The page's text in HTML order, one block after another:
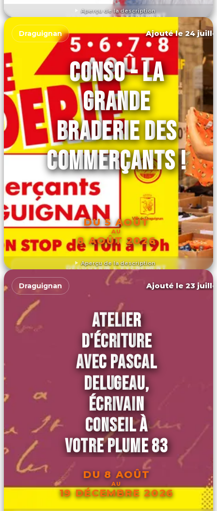
Aperçu de la description
DÉCOUVRIR L'ÉVÉNEMENT
Aperçu de la description
Draguignan Ajouté le 24
CONSO - LA
GRANDE
BRADERIE DES
COMMERÇANTS !
DU 5 AOÛT
AU
8 AOÛT 2026
DÉCOUVRIR L'ÉVÉNEMENT
Draguignan Ajouté le 23
ATELIER
D'ÉCRITURE
AVEC PASCAL
DELUGEAU,
ÉCRIVAIN
CONSEIL À
VOTRE PLUME 83
DU 8 AOÛT
AU
19 DÉCEMBRE 2026